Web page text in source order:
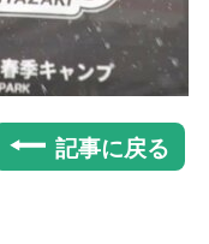
記事に戻る